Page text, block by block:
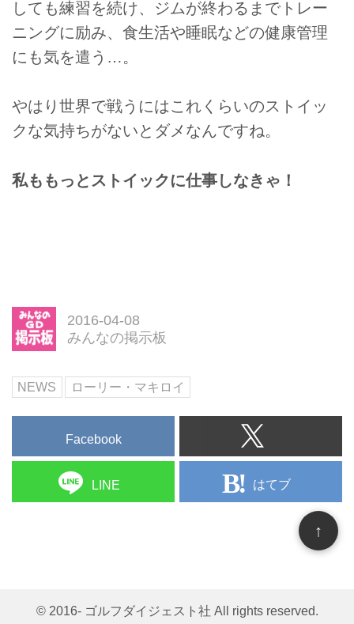
しても練習を続け、ジムが終わるまでトレー
ニングに励み、食生活や睡眠などの健康管理
にも気を遣う…。
やはり世界で戦うにはこれくらいのストイッ
クな気持ちがないとダメなんですね。
私ももっとストイックに仕事しなきゃ！
2016-04-08
みんなの掲示板
NEWS ローリー・マキロイ
Facebook
LINE はてブ
© 2016- ゴルフダイジェスト社 All rights reserved.
↑